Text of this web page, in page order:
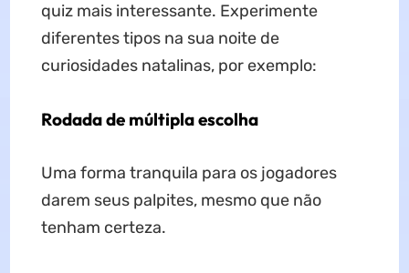
quiz mais interessante. Experimente
diferentes tipos na sua noite de
curiosidades natalinas, por exemplo:
Rodada de múltipla escolha
Uma forma tranquila para os jogadores
darem seus palpites, mesmo que não
tenham certeza.